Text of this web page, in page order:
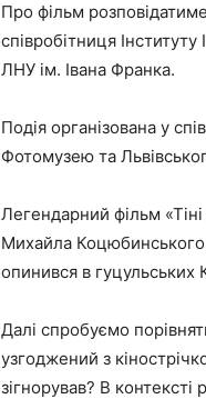
Про фільм
співробітниця
ЛНУ ім. Івана Франка.
Подія організована у
Фотомузею та
Легендарний фільм
Михайла
опинився в гуцульських
Далі спробуємо
узгоджений з
зігнорував? В контексті